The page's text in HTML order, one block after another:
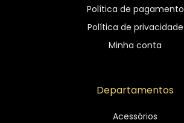
Política de pagamento
Política de privacidade
Minha conta
Departamentos
Acessórios